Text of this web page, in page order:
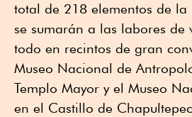
total de 218 elementos de
se sumarán a las labores de
todo en recintos de gran
Museo Nacional de
Templo Mayor y el Museo
en el Castillo de